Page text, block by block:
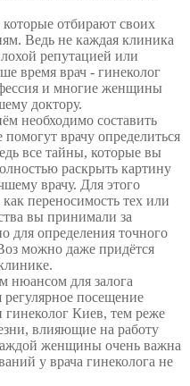
отбирают своих
Ведь не каждая клиника
репутацией или
время врач - гинеколог
и многие женщины
доктору.
необходимо составить
врачу определиться
все тайны, которые вы
раскрыть картину
врачу. Для этого
переносимость тех или
вы принимали за
для определения точного
можно даже придётся
для залога
регулярное посещение
гинеколог Киев, тем реже
влияющие на работу
женщины очень важна
у врача гинеколога не